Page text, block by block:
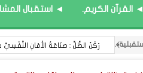
◄ القرآن الكريم. ◄ استقبال
رَكْنُ الظِّلِّ : صنَاعَةُ الأَمَانِ